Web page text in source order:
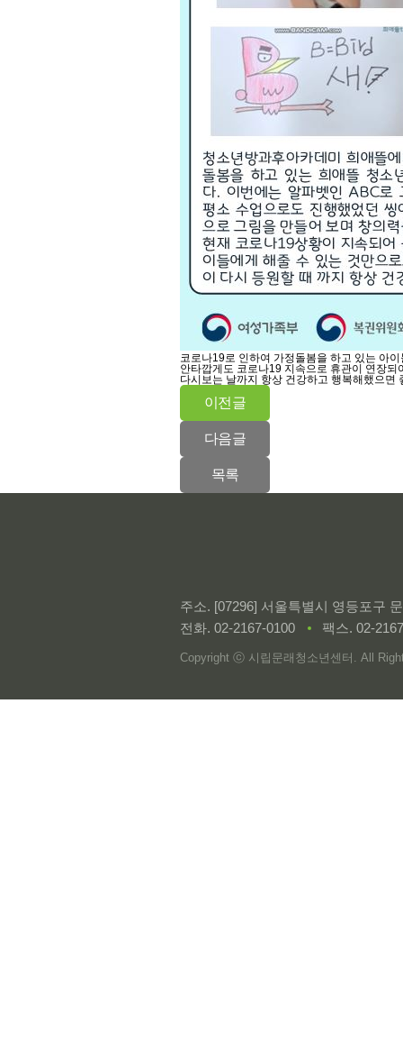
코로나19로 인하여 가정돌봄을 하고 있는 아
안타깝게도 코로나19 지속으로 휴관이 연장
다시보는 날까지 항상 건강하고 행복해했으면
이전글
다음글
목록
주소. [07296] 서울특별시 영등포구
전화. 02-2167-0100 팩스. 02-
Copyright ⓒ 시립문래청소년센터. All